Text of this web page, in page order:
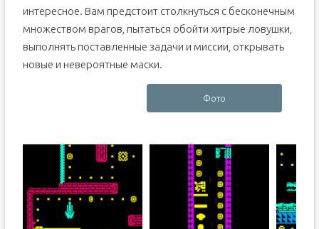
интересное. Вам предстоит столкнуться с бесконечным
множеством врагов, пытаться обойти хитрые ловушки,
выполнять поставленные задачи и миссии, открывать
новые и невероятные маски.
Фото